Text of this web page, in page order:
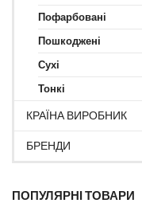
Пофарбовані
Пошкоджені
Сухі
Тонкі
КРАЇНА ВИРОБНИК
БРЕНДИ
ПОПУЛЯРНІ ТОВАРИ